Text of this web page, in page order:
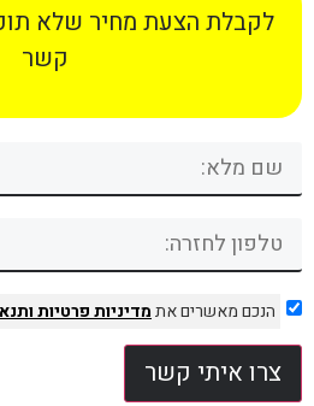
לקבלת הצעת מחיר שלא
קשר
הנכם מאשרים אתמדיניות פרטיות
צרו איתי קשר